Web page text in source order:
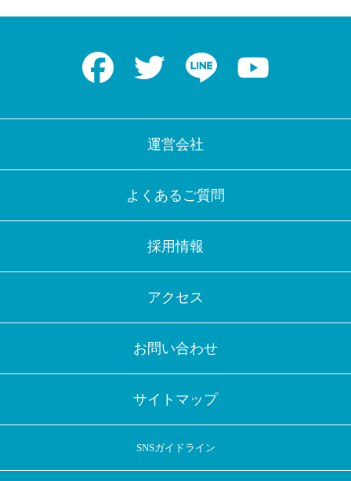
Facebook Twitter LINE
運営会社
よくあるご質問
採用情報
アクセス
お問い合わせ
サイトマップ
SNSガイドライン